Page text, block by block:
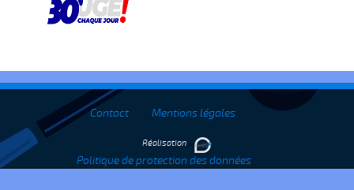
Contact Mentions légales
Politique de protection des données
Réalisation